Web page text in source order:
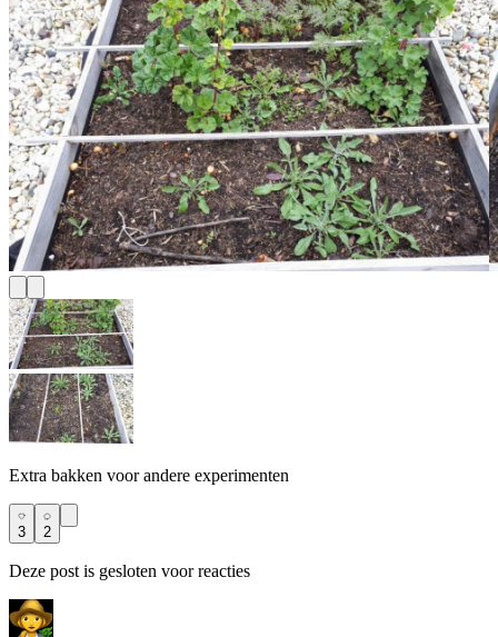
Extra bakken voor andere experimenten
3 2
Deze post is gesloten voor reacties